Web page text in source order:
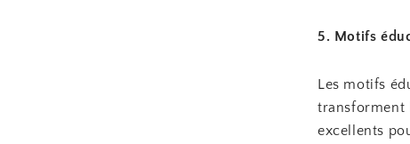
5. Motifs
Les motifs
transforment
excellents